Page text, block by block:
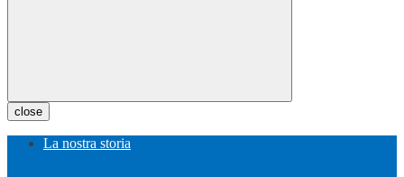
close
La nostra storia